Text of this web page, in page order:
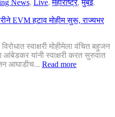
News, Live,महाराष्ट्र,मुंबई,
स्वाक्षरी मोहीमेला वंचित बहुजन
आंबेडकर यांनी स्वाक्षरी करत सुरुवात
आघाडीच... Read more